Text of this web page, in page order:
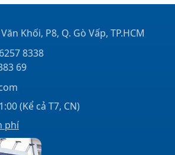
Khối, P8, Q. Gò Vấp, TP.HCM
8338
69
(Kể cả T7, CN)
phí